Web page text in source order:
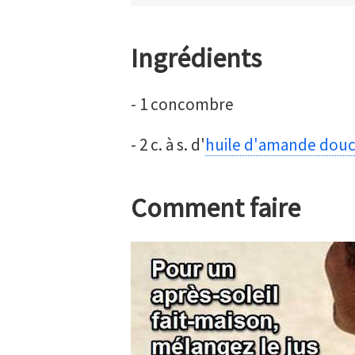
Ingrédients
- 1 concombre
- 2 c. à s. d'huile d'amande
Comment faire